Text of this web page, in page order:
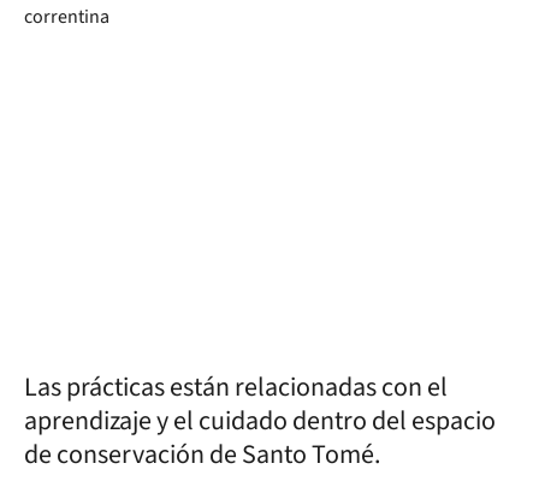
Las prácticas están relacionadas con el
aprendizaje y el cuidado dentro del espacio
de conservación de Santo Tomé.